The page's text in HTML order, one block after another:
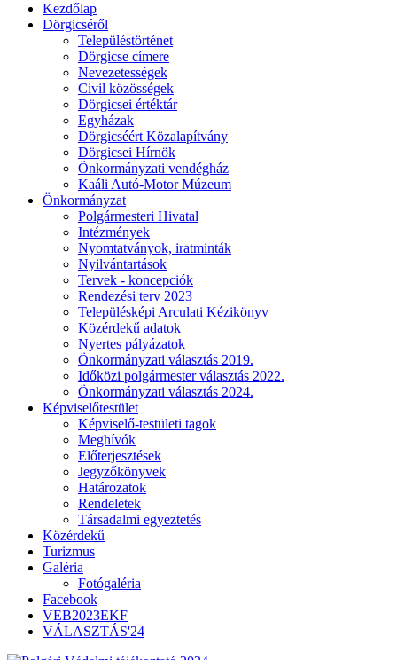
Kezdőlap
Dörgicséről
Településtörténet
Dörgicse címere
Nevezetességek
Civil közösségek
Dörgicsei értéktár
Egyházak
Dörgicséért Közalapítvány
Dörgicsei Hírnök
Önkormányzati vendégház
Kaáli Autó-Motor Múzeum
Önkormányzat
Polgármesteri Hivatal
Intézmények
Nyomtatványok, iratminták
Nyilvántartások
Tervek - koncepciók
Rendezési terv 2023
Településképi Arculati Kézikönyv
Közérdekű adatok
Nyertes pályázatok
Önkormányzati választás 2019.
Időközi polgármester választás 2022.
Önkormányzati választás 2024.
Képviselőtestület
Képviselő-testületi tagok
Meghívók
Előterjesztések
Jegyzőkönyvek
Határozatok
Rendeletek
Társadalmi egyeztetés
Közérdekű
Turizmus
Galéria
Fotógaléria
Facebook
VEB2023EKF
VÁLASZTÁS'24